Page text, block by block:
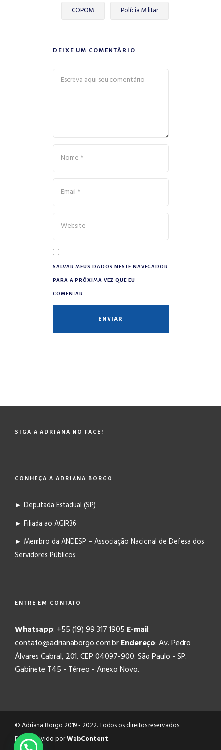
COPOM Polícia Militar
DEIXE UM COMENTÁRIO
SALVAR MEUS DADOS NESTE NAVEGADOR
PARA A PRÓXIMA VEZ QUE EU
COMENTAR.
SIGA A ADRIANA NO FACE!
CONHEÇA A ADRIANA BORGO
► Deputada Estadual (SP)
► Filiada ao AGIR36
► Membro da ANDESP – Associação Nacional de Defesa dos
Servidores Públicos
ENTRE EM CONTATO
Whatsapp: +55 (19) 99 317 1905 E-mail:
contato@adrianaborgo.com.brEndereço: Av. Pedro
Álvares Cabral, 201. CEP 04097-900. São Paulo - SP.
Gabinete T45 - Térreo - Anexo Novo.
© Adriana Borgo 2019 - 2022. Todos os direitos reservados.
Desenvolvido porWebContent.